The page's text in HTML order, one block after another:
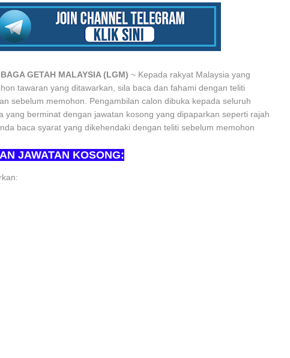
GETAH MALAYSIA (LGM) ~ Kepada rakyat Malaysia yang
tawaran yang ditawarkan, sila baca dan fahami dengan teliti
sebelum memohon. Pengambilan calon dibuka kepada seluruh
yang berminat dengan jawatan kosong yang dipaparkan seperti rajah
baca syarat yang dikehendaki dengan teliti sebelum memohon
JAWATAN KOSONG: